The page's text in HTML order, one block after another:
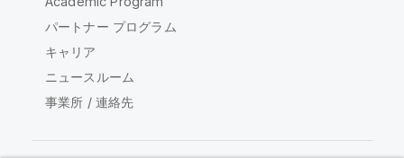
パートナー プログラム
キャリア
ニュースルーム
事業所 / 連絡先